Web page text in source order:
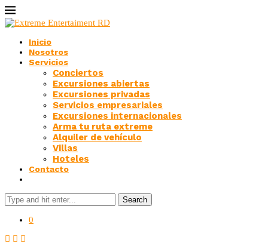
Inicio
Nosotros
Servicios
Conciertos
Excursiones abiertas
Excursiones privadas
Servicios empresariales
Excursiones internacionales
Arma tu ruta extreme
Alquiler de vehículo
Villas
Hoteles
Contacto
Search
0